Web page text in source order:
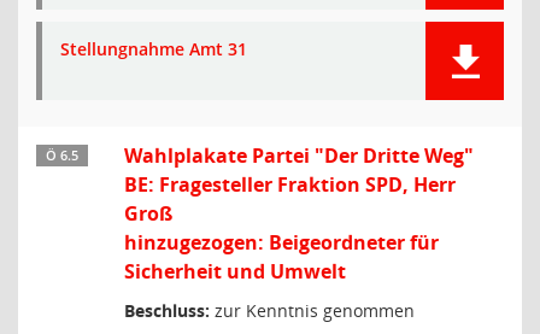
Stellungnahme Amt 31
Ö 6.5
Wahlplakate Partei "Der Dritte Weg"
BE: Fragesteller Fraktion SPD, Herr
Groß
hinzugezogen: Beigeordneter für
Sicherheit und Umwelt
Beschluss: zur Kenntnis genommen